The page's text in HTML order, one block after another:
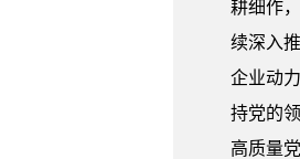
耕细作
续深入
企业动
持党的
高质量